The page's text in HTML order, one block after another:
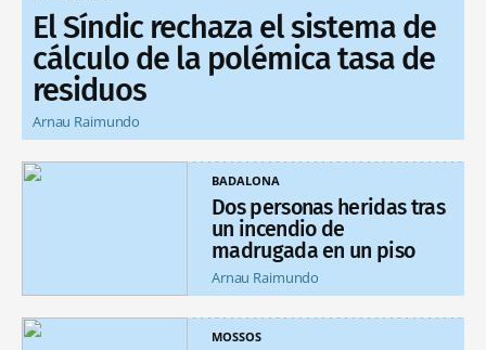
El Síndic rechaza el sistema de
cálculo de la polémica tasa de
residuos
Arnau Raimundo
BADALONA
Dos personas heridas tras
un incendio de
madrugada en un piso
Arnau Raimundo
MOSSOS